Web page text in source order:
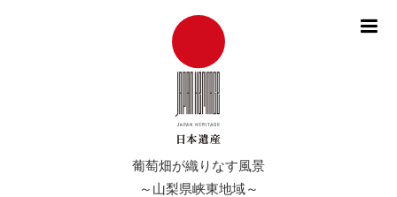
葡萄畑が織りなす風景
～山梨県峡東地域～